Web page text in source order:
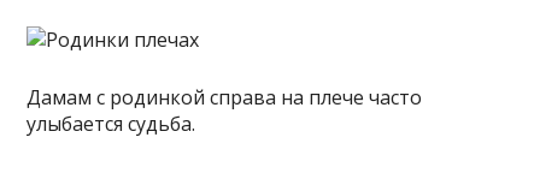
Дамам с родинкой справа на плече часто
улыбается судьба.